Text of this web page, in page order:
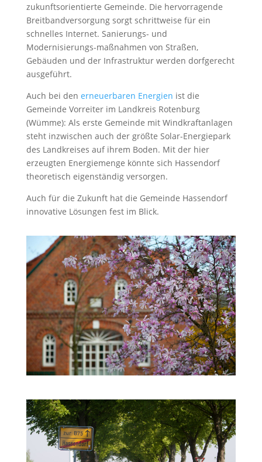
zukunftsorientierte Gemeinde. Die hervorragende
Breitbandversorgung sorgt schrittweise für ein
schnelles Internet. Sanierungs- und
Modernisierungs-maßnahmen von Straßen,
Gebäuden und der Infrastruktur werden dorfgerecht
ausgeführt.
Auch bei den erneuerbaren Energien ist die
Gemeinde Vorreiter im Landkreis Rotenburg
(Wümme): Als erste Gemeinde mit Windkraftanlagen
steht inzwischen auch der größte Solar-Energiepark
des Landkreises auf ihrem Boden. Mit der hier
erzeugten Energiemenge könnte sich Hassendorf
theoretisch eigenständig versorgen.
Auch für die Zukunft hat die Gemeinde Hassendorf
innovative Lösungen fest im Blick.